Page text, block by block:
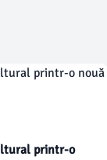
printr-o